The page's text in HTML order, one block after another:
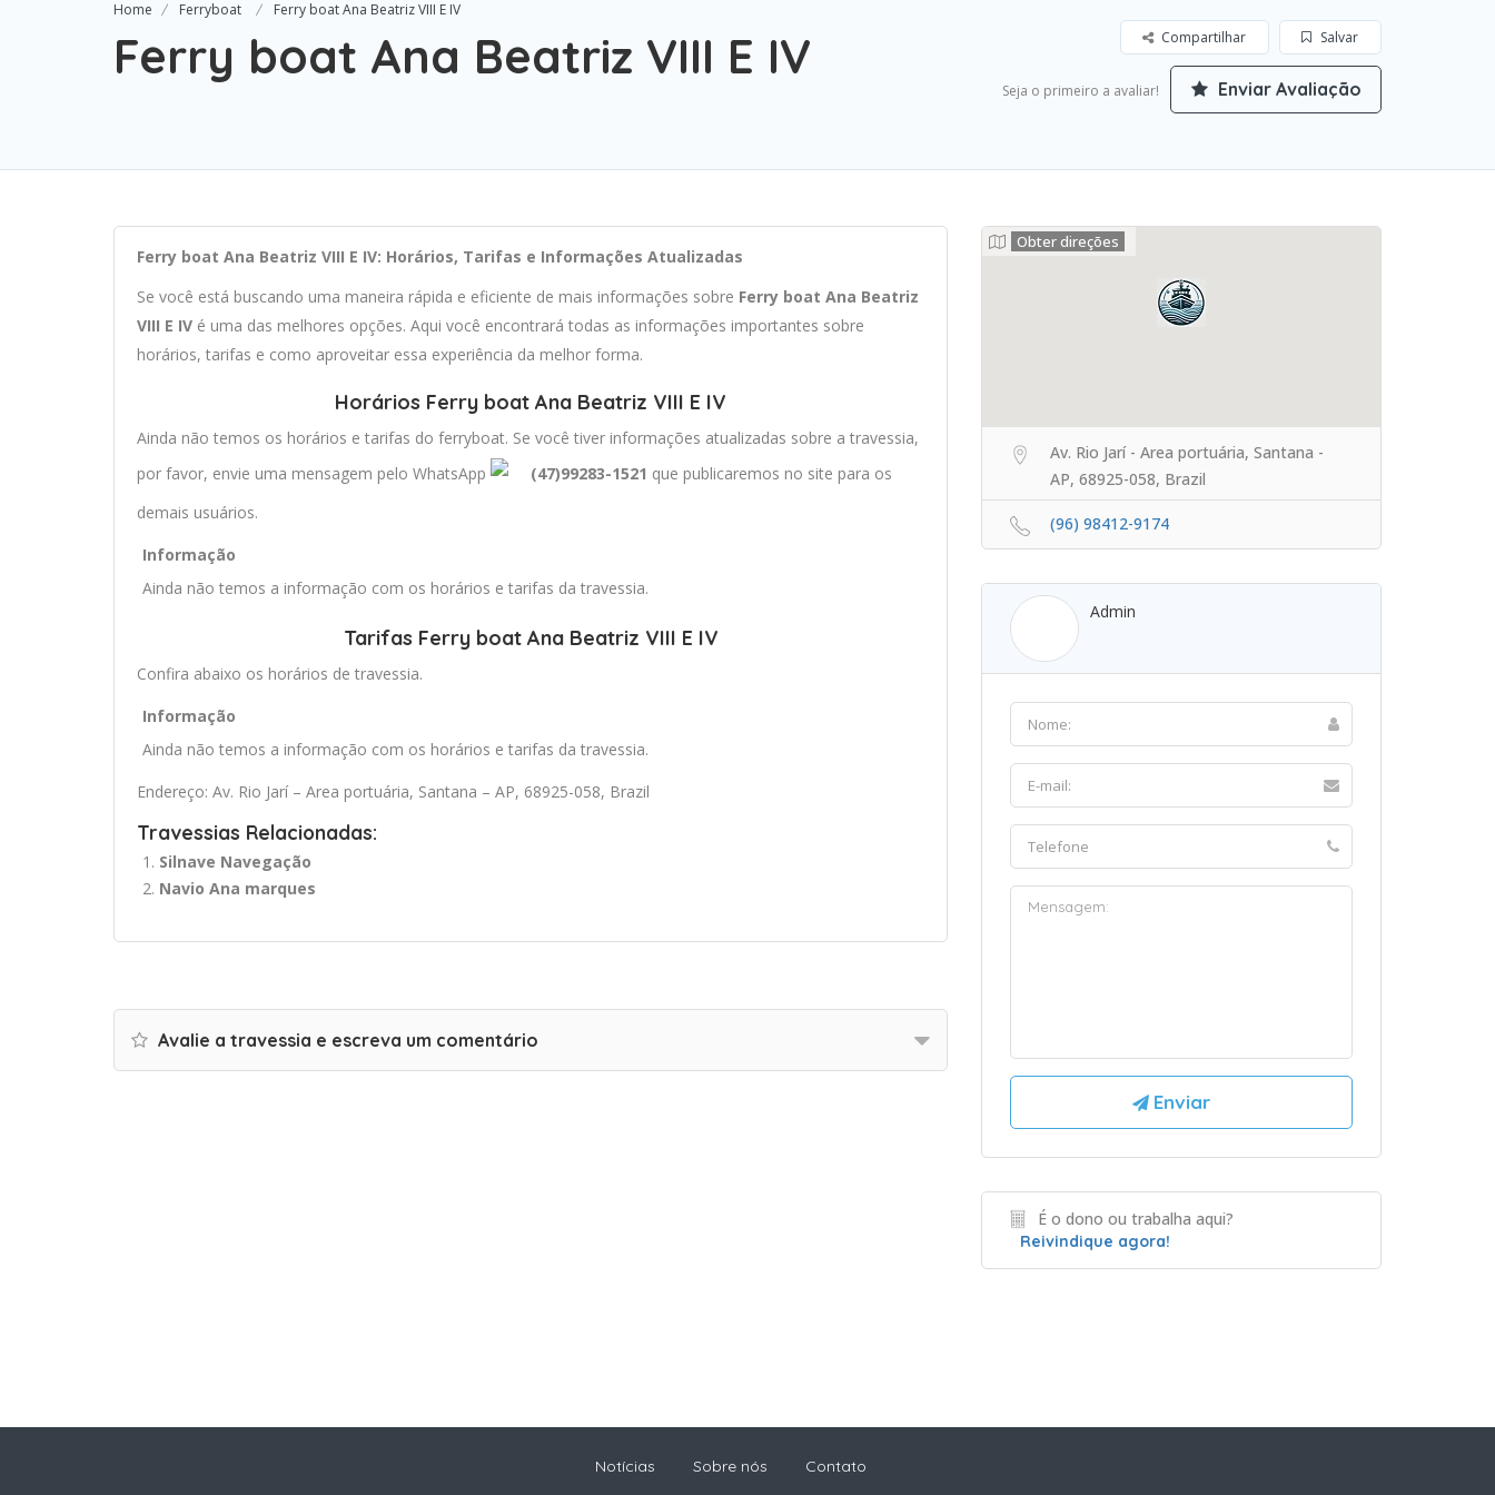
Home Ferryboat Ferry boat Ana Beatriz VIII E IV
Ferry boat Ana Beatriz VIII E IV Salvar
Compartilhar
Seja o primeiro a avaliar! Enviar Avaliação
Ferry boat Ana Beatriz VIII E IV: Horários, Tarifas e Informações Atualizadas
Se você está buscando uma maneira rápida e eficiente de mais informações sobre Ferry boat Ana Beatriz
VIII E IV é uma das melhores opções. Aqui você encontrará todas as informações importantes sobre
horários, tarifas e como aproveitar essa experiência da melhor forma.
Horários Ferry boat Ana Beatriz VIII E IV
Ainda não temos os horários e tarifas do ferryboat. Se você tiver informações atualizadas sobre a travessia,
por favor, envie uma mensagem pelo WhatsApp
(47)99283-1521 que publicaremos no site para os
demais usuários.
Informação
Ainda não temos a informação com os horários e tarifas da travessia.
Tarifas Ferry boat Ana Beatriz VIII E IV
Confira abaixo os horários de travessia.
Informação
Ainda não temos a informação com os horários e tarifas da travessia.
Endereço: Av. Rio Jarí – Area portuária, Santana – AP, 68925-058, Brazil
Travessias Relacionadas:
Silnave Navegação
Navio Ana marques
Avalie a travessia e escreva um comentário
Obter direções
Av. Rio Jarí - Area portuária, Santana -
AP, 68925-058, Brazil
(96) 98412-9174
Admin
É o dono ou trabalha aqui?
Reivindique agora!
Notícias Sobre nós Contato